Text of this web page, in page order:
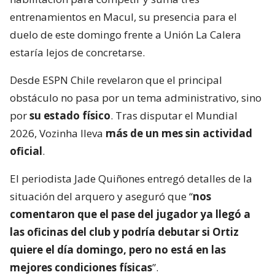
entrenamientos en Macul, su presencia para el
duelo de este domingo frente a Unión La Calera
estaría lejos de concretarse.
Desde ESPN Chile revelaron que el principal
obstáculo no pasa por un tema administrativo, sino
porsu estado físico. Tras disputar el Mundial
2026, Vozinha lleva más de un mes sin actividad
oficial.
El periodista Jade Quiñones entregó detalles de la
situación del arquero y aseguró que “nos
comentaron que el pase del jugador ya llegó a
las oficinas del club y podría debutar si Ortiz
quiere el día domingo, pero no está en las
mejores condiciones físicas”.